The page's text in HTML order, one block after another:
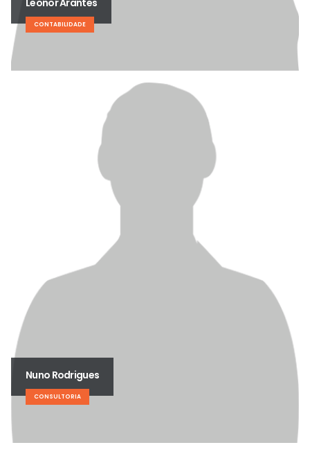
Leonor Arantes
CONTABILIDADE
Nuno Rodrigues
CONSULTORIA